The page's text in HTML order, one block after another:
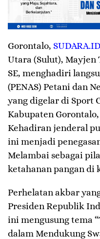
Gorontalo, SUDARA.ID
Utara (Sulut), Mayjen
SE, menghadiri
(PENAS) Petani dan
yang digelar di Sport
Kabupaten Gorontalo,
Kehadiran jenderal
ini menjadi
Melambai sebagai
ketahanan pangan di
​Perhelatan akbar
Presiden Republik
ini mengusung tema
dalam Mendukung